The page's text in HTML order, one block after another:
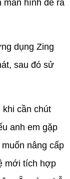
màn hình để ra
dụng Zing
sau đó sử
khi cần chút
anh em gặp
nâng cấp
mới tích hợp